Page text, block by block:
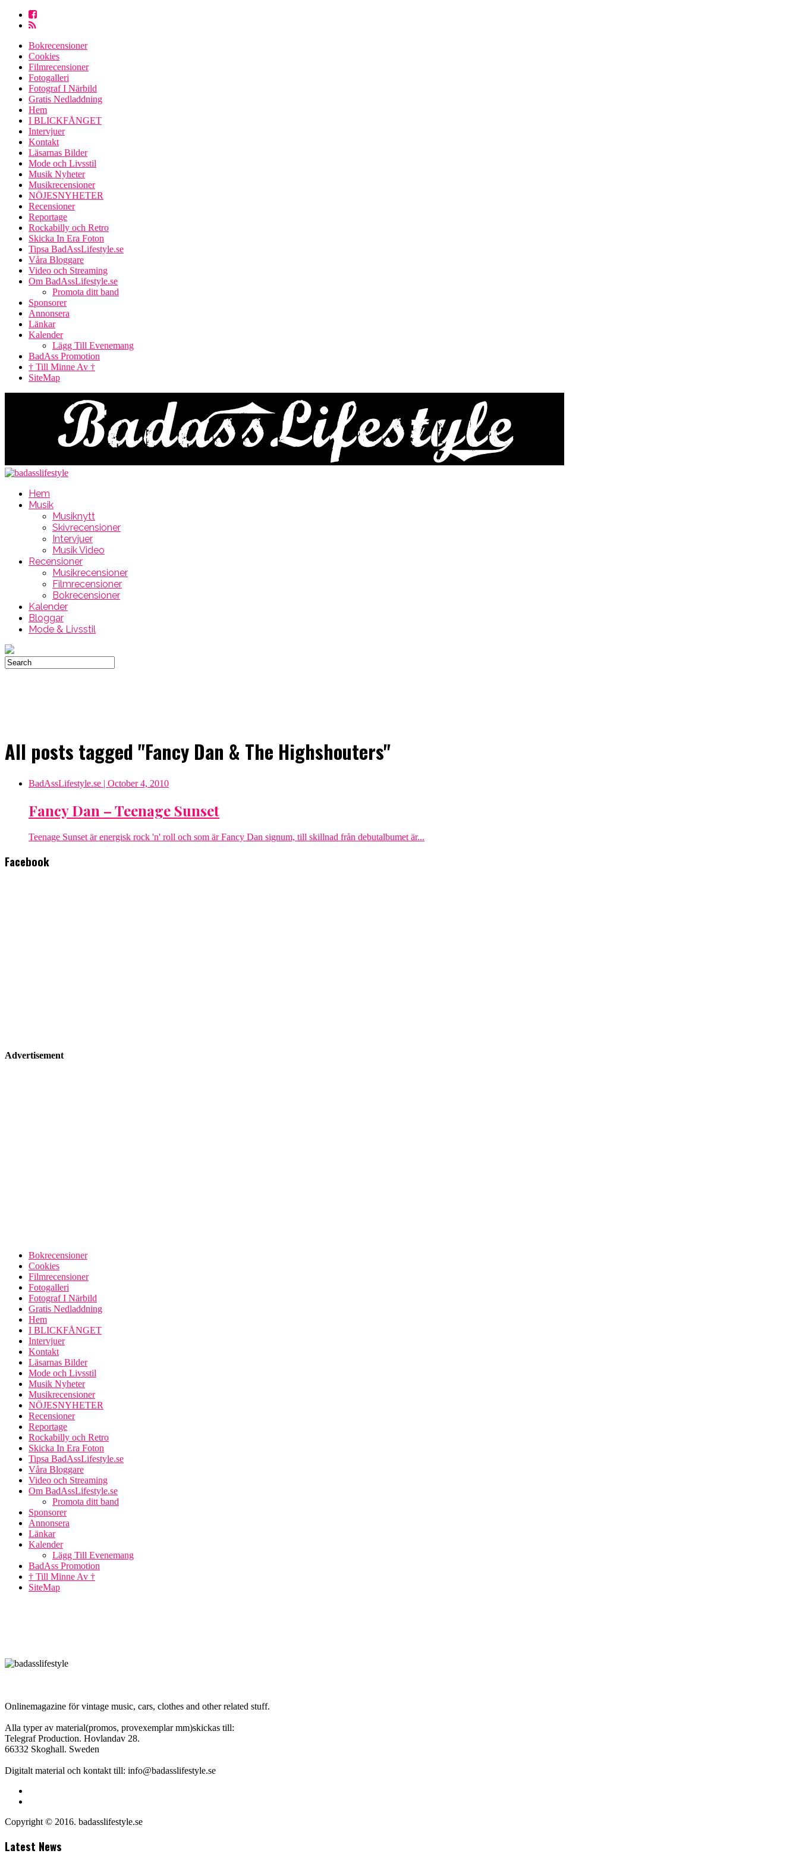
Bokrecensioner
Cookies
Filmrecensioner
Fotogalleri
Fotograf I Närbild
Gratis Nedladdning
Hem
I BLICKFÅNGET
Intervjuer
Kontakt
Läsarnas Bilder
Mode och Livsstil
Musik Nyheter
Musikrecensioner
NÖJESNYHETER
Recensioner
Reportage
Rockabilly och Retro
Skicka In Era Foton
Tipsa BadAssLifestyle.se
Våra Bloggare
Video och Streaming
Om BadAssLifestyle.se
Promota ditt band
Sponsorer
Annonsera
Länkar
Kalender
Lägg Till Evenemang
BadAss Promotion
† Till Minne Av †
SiteMap
Hem
Musik
Musiknytt
Skivrecensioner
Intervjuer
Musik Video
Recensioner
Musikrecensioner
Filmrecensioner
Bokrecensioner
Kalender
Bloggar
Mode & Livsstil
All posts tagged "Fancy Dan & The Highshouters"
BadAssLifestyle.se | October 4, 2010
Fancy Dan – Teenage Sunset
Teenage Sunset är energisk rock 'n' roll och som är Fancy Dan signum, till skillnad från debutalbumet är...
Facebook
Advertisement
Bokrecensioner
Cookies
Filmrecensioner
Fotogalleri
Fotograf I Närbild
Gratis Nedladdning
Hem
I BLICKFÅNGET
Intervjuer
Kontakt
Läsarnas Bilder
Mode och Livsstil
Musik Nyheter
Musikrecensioner
NÖJESNYHETER
Recensioner
Reportage
Rockabilly och Retro
Skicka In Era Foton
Tipsa BadAssLifestyle.se
Våra Bloggare
Video och Streaming
Om BadAssLifestyle.se
Promota ditt band
Sponsorer
Annonsera
Länkar
Kalender
Lägg Till Evenemang
BadAss Promotion
† Till Minne Av †
SiteMap
Onlinemagazine för vintage music, cars, clothes and other related stuff.
Alla typer av material(promos, provexemplar mm)skickas till:
Telegraf Production. Hovlandav 28.
66332 Skoghall. Sweden
Digitalt material och kontakt till: info@badasslifestyle.se
Copyright © 2016. badasslifestyle.se
Latest News